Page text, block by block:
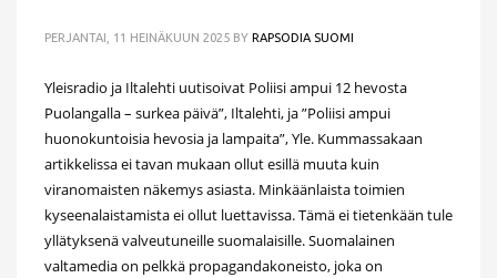
PERJANTAI, 11 HEINÄKUUN 2025 BY RAPSODIA SUOMI
Yleisradio ja Iltalehti uutisoivat Poliisi ampui 12 hevosta
Puolangalla – surkea päivä”, Iltalehti, ja ”Poliisi ampui
huonokuntoisia hevosia ja lampaita”, Yle. Kummassakaan
artikkelissa ei tavan mukaan ollut esillä muuta kuin
viranomaisten näkemys asiasta. Minkäänlaista toimien
kyseenalaistamista ei ollut luettavissa. Tämä ei tietenkään tule
yllätyksenä valveutuneille suomalaisille. Suomalainen
valtamedia on pelkkä propagandakoneisto, joka on